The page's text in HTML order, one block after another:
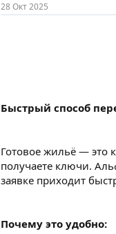
28 Окт 2025
Быстрый способ
Готовое жильё — это
получаете ключи.
заявке приходит
Почему это удобно: